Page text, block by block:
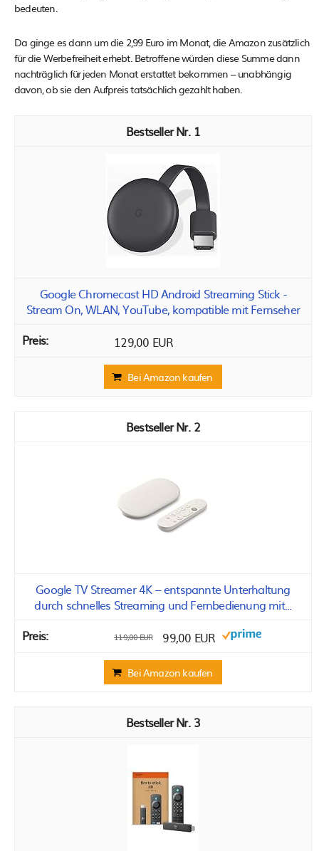
bedeuten.
Da ginge es dann um die 2,99 Euro im Monat, die Amazon zusätzlich
für die Werbefreiheit erhebt. Betroffene würden diese Summe dann
nachträglich für jeden Monat erstattet bekommen – unabhängig
davon, ob sie den Aufpreis tatsächlich gezahlt haben.
1
Google Chromecast HD Android Streaming Stick -
Stream On, WLAN, YouTube, kompatible mit Fernseher
129,00 EUR
Bei Amazon kaufen
2
Google TV Streamer 4K – entspannte Unterhaltung
durch schnelles Streaming und Fernbedienung mit...
119,00 EUR 99,00 EUR
Bei Amazon kaufen
3